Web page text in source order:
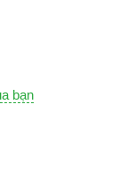
bạn